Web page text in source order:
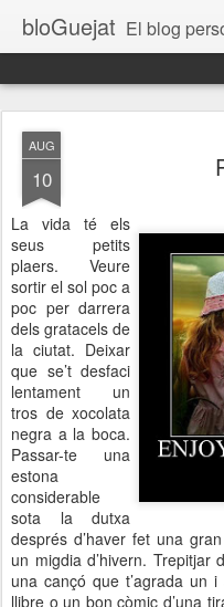
bloGuejat El blog
AUG
10
La vida té els
seus petits
plaers. Veure
sortir el sol poc a
poc per darrera
dels gratacels de
la ciutat. Deixar
que se’t desfaci
lentament un
tros de xocolata
negra a la boca.
Passar-te una
estona
considerable
sota la dutxa
després d’haver fet una
un migdia d’hivern.
una cançó que t’agrada un
llibre o un bon còmic d’una